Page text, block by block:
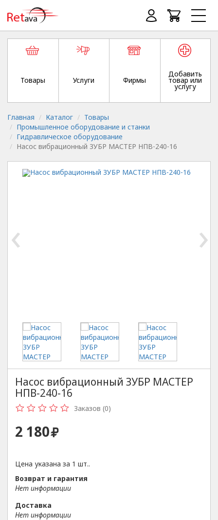
Товары Услуги Фирмы
Добавить
товар или
услугу
Главная Каталог
Товары
Промышленное оборудование и станки
Гидравлическое оборудование
Насос вибрационный ЗУБР МАСТЕР НПВ-240-16
‹ ›
Насос вибрационный ЗУБР МАСТЕР
НПВ-240-16
Заказов (0)
2 180
Цена указана за 1 шт..
Возврат и гарантия
Нет информации
Доставка
Нет информации